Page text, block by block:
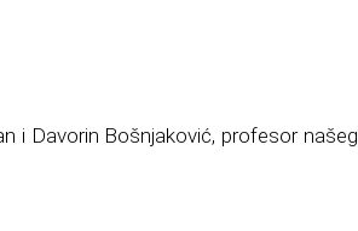
i Davorin Bošnjaković, profesor našeg